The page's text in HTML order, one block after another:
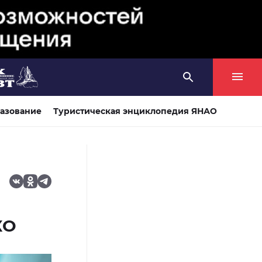
Туристическая энциклопедия ЯНАО